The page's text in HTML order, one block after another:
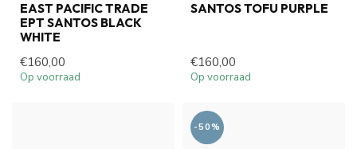
EAST PACIFIC TRADE
EPT SANTOS BLACK
WHITE
€160,00
Op voorraad
SANTOS TOFU PURPLE
€160,00
Op voorraad
-50%